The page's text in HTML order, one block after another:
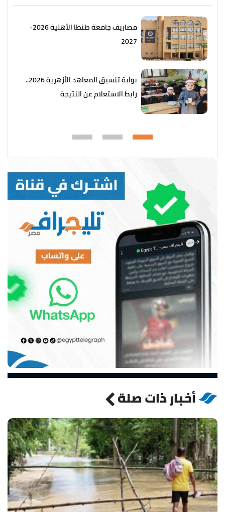
مصاريف جامعة طنطا الأهلية 2026-
2027
بوابة تنسيق المعاهد الأزهرية 2026..
رابط الاستعلام عن النتيجة
أخبار ذات صلة